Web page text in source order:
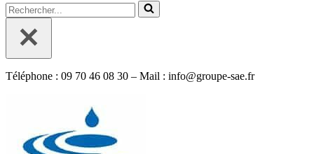
Rechercher...
Téléphone : 09 70 46 08 30 – Mail : info@groupe-sae.fr